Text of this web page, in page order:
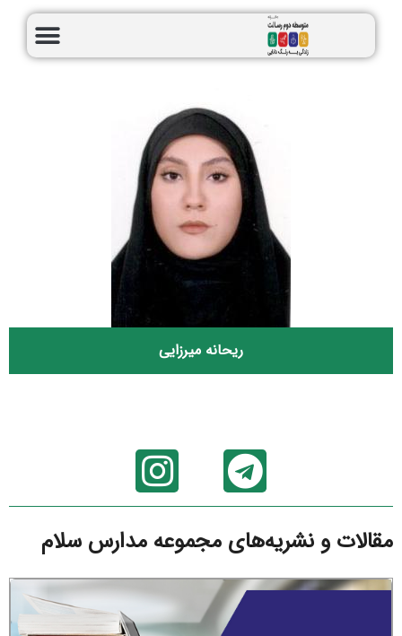
ریحانه میرزایی
مقالات و نشریه‌های مجموعه مدارس سلام